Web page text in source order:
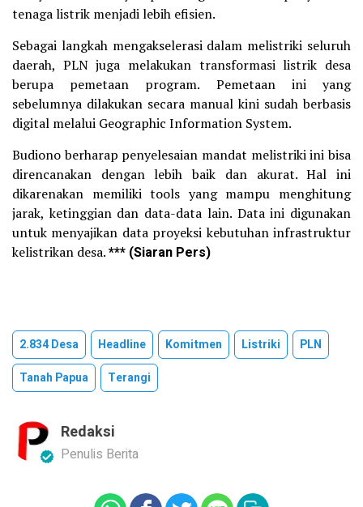
tenaga listrik menjadi lebih efisien.
Sebagai langkah mengakselerasi dalam melistriki seluruh
daerah, PLN juga melakukan transformasi listrik desa
berupa pemetaan program. Pemetaan ini yang
sebelumnya dilakukan secara manual kini sudah berbasis
digital melalui Geographic Information System.
Budiono berharap penyelesaian mandat melistriki ini bisa
direncanakan dengan lebih baik dan akurat. Hal ini
dikarenakan memiliki tools yang mampu menghitung
jarak, ketinggian dan data-data lain. Data ini digunakan
untuk menyajikan data proyeksi kebutuhan infrastruktur
kelistrikan desa.*** (Siaran Pers)
2.834 Desa Headline Komitmen Listriki
PLN
Tanah Papua
Terangi
Redaksi
Penulis Berita